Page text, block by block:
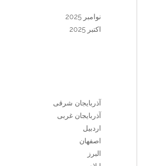
نوامبر 2025
اکتبر 2025
آذربایجان شرقی
آذربایجان غربی
اردبیل
اصفهان
البرز